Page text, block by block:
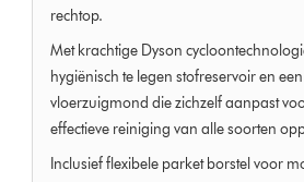
rechtop.
Met krachtige Dyson
hygiënisch te legen stofreservoir en een
vloerzuigmond die zichzelf aanpast
effectieve reiniging van alle soorten
Inclusief flexibele parket borstel voor